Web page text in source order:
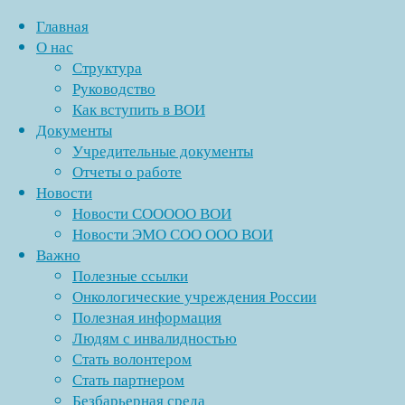
Перейти
содержимому
Главная
О нас
Структура
Руководство
Как вступить в ВОИ
Документы
Учредительные документы
Отчеты о работе
Новости
Новости СООООО ВОИ
Новости ЭМО СОО ООО ВОИ
Важно
Полезные ссылки
Онкологические учреждения России
Полезная информация
Людям с инвалидностью
Стать волонтером
Стать партнером
Безбарьерная среда
Главная
Новости
председателя
ВОИ
Терентьева
наступающим
Годом
и
Рождеством!
Энгельсская
МО
СОО
ВОИ
в
сетях →
«Спорт для всех»
Полезные ссылки
Рубрики